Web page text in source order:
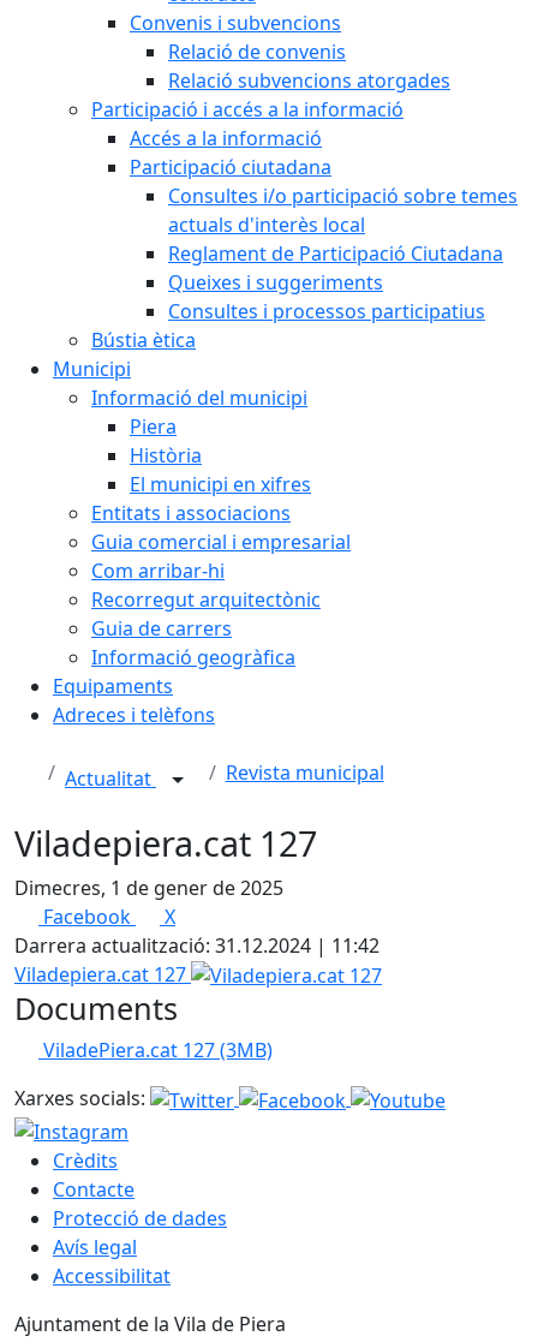
Convenis i subvencions
Relació de convenis
Relació subvencions atorgades
Participació i accés a la informació
Accés a la informació
Participació ciutadana
Consultes i/o participació sobre temes
actuals d'interès local
Reglament de Participació Ciutadana
Queixes i suggeriments
Consultes i processos participatius
Bústia ètica
Municipi
Informació del municipi
Piera
Història
El municipi en xifres
Entitats i associacions
Guia comercial i empresarial
Com arribar-hi
Recorregut arquitectònic
Guia de carrers
Informació geogràfica
Equipaments
Adreces i telèfons
Actualitat Revista municipal
Viladepiera.cat 127
Dimecres, 1 de gener de 2025
Facebook
X
Darrera actualització: 31.12.2024 | 11:42
Viladepiera.cat 127
Documents
ViladePiera.cat 127(3MB)
Xarxes socials:
Crèdits
Contacte
Protecció de dades
Avís legal
Accessibilitat
Ajuntament de la Vila de Piera